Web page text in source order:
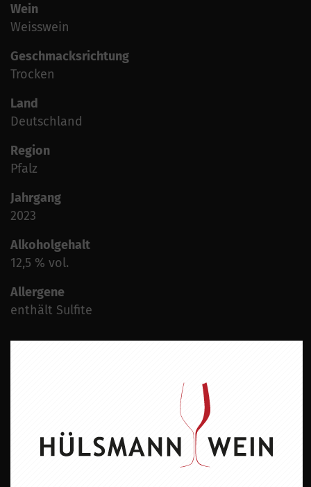
Wein
Weisswein
Geschmacksrichtung
Trocken
Land
Deutschland
Region
Pfalz
Jahrgang
2023
Alkoholgehalt
12,5 % vol.
Allergene
enthält Sulfite
ZU DIESEM PRODUKT PASST ...